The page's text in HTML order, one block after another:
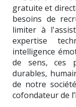
gratuite et
besoins de
limiter à
expertise
intelligence
de sens, ces
durables,
de notre
cofondateur de